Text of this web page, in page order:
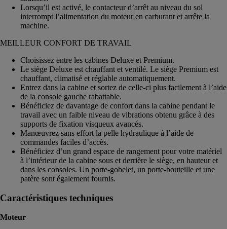
Lorsqu’il est activé, le contacteur d’arrêt au niveau du sol
interrompt l’alimentation du moteur en carburant et arrête la
machine.
MEILLEUR CONFORT DE TRAVAIL
Choisissez entre les cabines Deluxe et Premium.
Le siège Deluxe est chauffant et ventilé. Le siège Premium est
chauffant, climatisé et réglable automatiquement.
Entrez dans la cabine et sortez de celle-ci plus facilement à l’aide
de la console gauche rabattable.
Bénéficiez de davantage de confort dans la cabine pendant le
travail avec un faible niveau de vibrations obtenu grâce à des
supports de fixation visqueux avancés.
Manœuvrez sans effort la pelle hydraulique à l’aide de
commandes faciles d’accès.
Bénéficiez d’un grand espace de rangement pour votre matériel
à l’intérieur de la cabine sous et derrière le siège, en hauteur et
dans les consoles. Un porte-gobelet, un porte-bouteille et une
patère sont également fournis.
Caractéristiques techniques
Moteur